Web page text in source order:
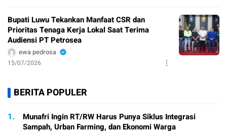
Bupati Luwu Tekankan Manfaat CSR dan
Prioritas Tenaga Kerja Lokal Saat Terima
Audiensi PT Petrosea
ewa pedrosa
15/07/2026
BERITA POPULER
1.
Munafri Ingin RT/RW Harus Punya Siklus Integrasi
Sampah, Urban Farming, dan Ekonomi Warga